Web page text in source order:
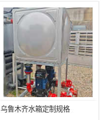
乌鲁木齐水箱定制规格